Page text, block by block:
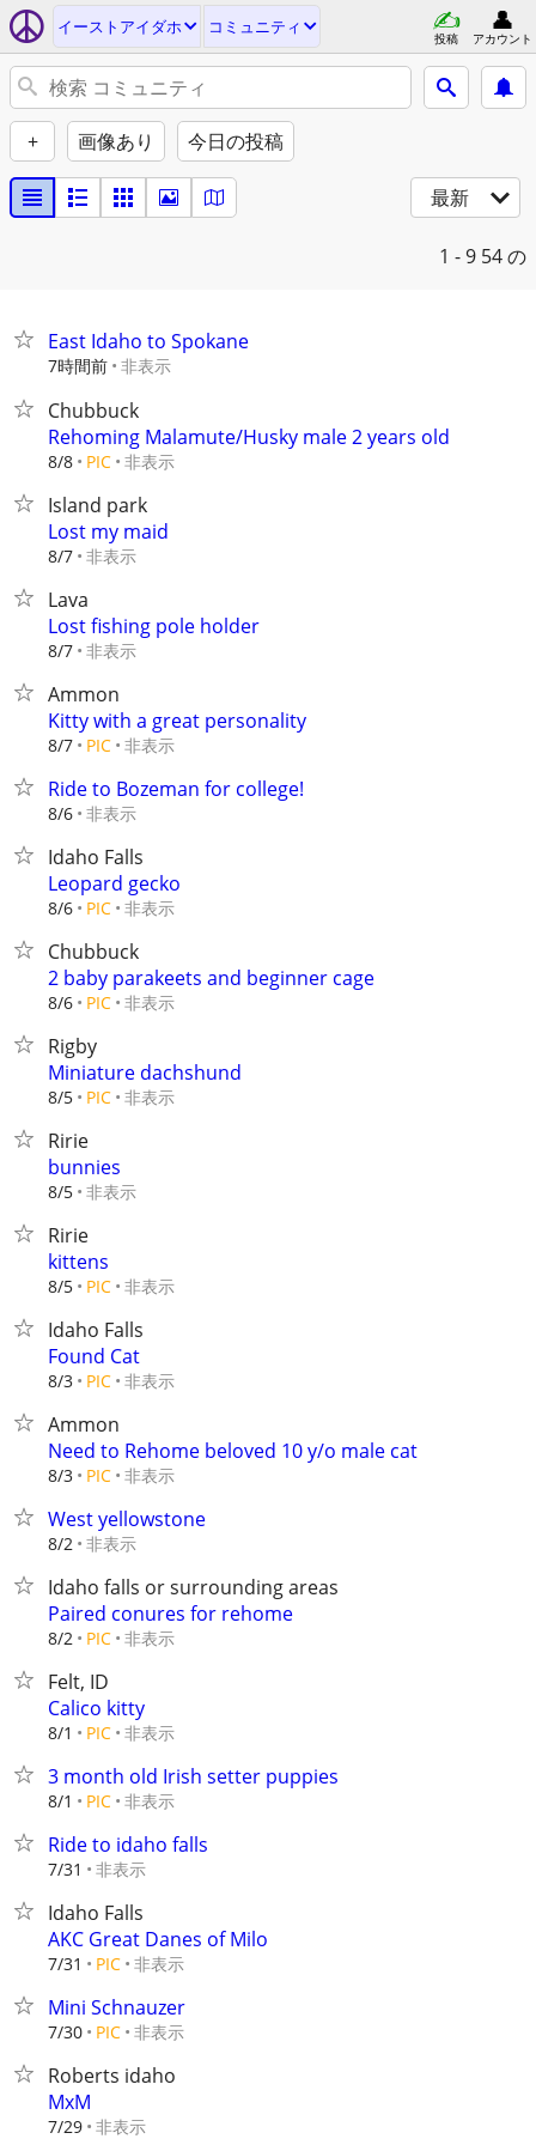
イーストアイダホ コミュニティ
投稿 アカウント
+ 画像あり 今日の投稿
最新
1 - 9 54 の
East Idaho to Spokane
7時間前 非表示
Chubbuck
Rehoming Malamute/Husky male 2 years old
8/8 PIC 非表示
Island park
Lost my maid
8/7 非表示
Lava
Lost fishing pole holder
8/7 非表示
Ammon
Kitty with a great personality
8/7 PIC 非表示
Ride to Bozeman for college!
8/6 非表示
Idaho Falls
Leopard gecko
8/6 PIC 非表示
Chubbuck
2 baby parakeets and beginner cage
8/6 PIC 非表示
Rigby
Miniature dachshund
8/5 PIC 非表示
Ririe
bunnies
8/5 非表示
Ririe
kittens
8/5 PIC 非表示
Idaho Falls
Found Cat
8/3 PIC 非表示
Ammon
Need to Rehome beloved 10 y/o male cat
8/3 PIC 非表示
West yellowstone
8/2 非表示
Idaho falls or surrounding areas
Paired conures for rehome
8/2 PIC 非表示
Felt, ID
Calico kitty
8/1 PIC 非表示
3 month old Irish setter puppies
8/1 PIC 非表示
Ride to idaho falls
7/31 非表示
Idaho Falls
AKC Great Danes of Milo
7/31 PIC 非表示
Mini Schnauzer
7/30 PIC 非表示
Roberts idaho
MxM
7/29 非表示